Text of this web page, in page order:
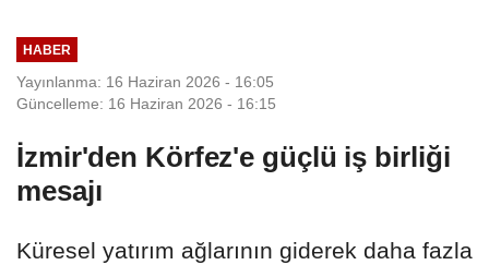
HABER
Yayınlanma: 16 Haziran 2026 - 16:05
Güncelleme: 16 Haziran 2026 - 16:15
İzmir'den Körfez'e güçlü iş birliği
mesajı
Küresel yatırım ağlarının giderek daha fazla